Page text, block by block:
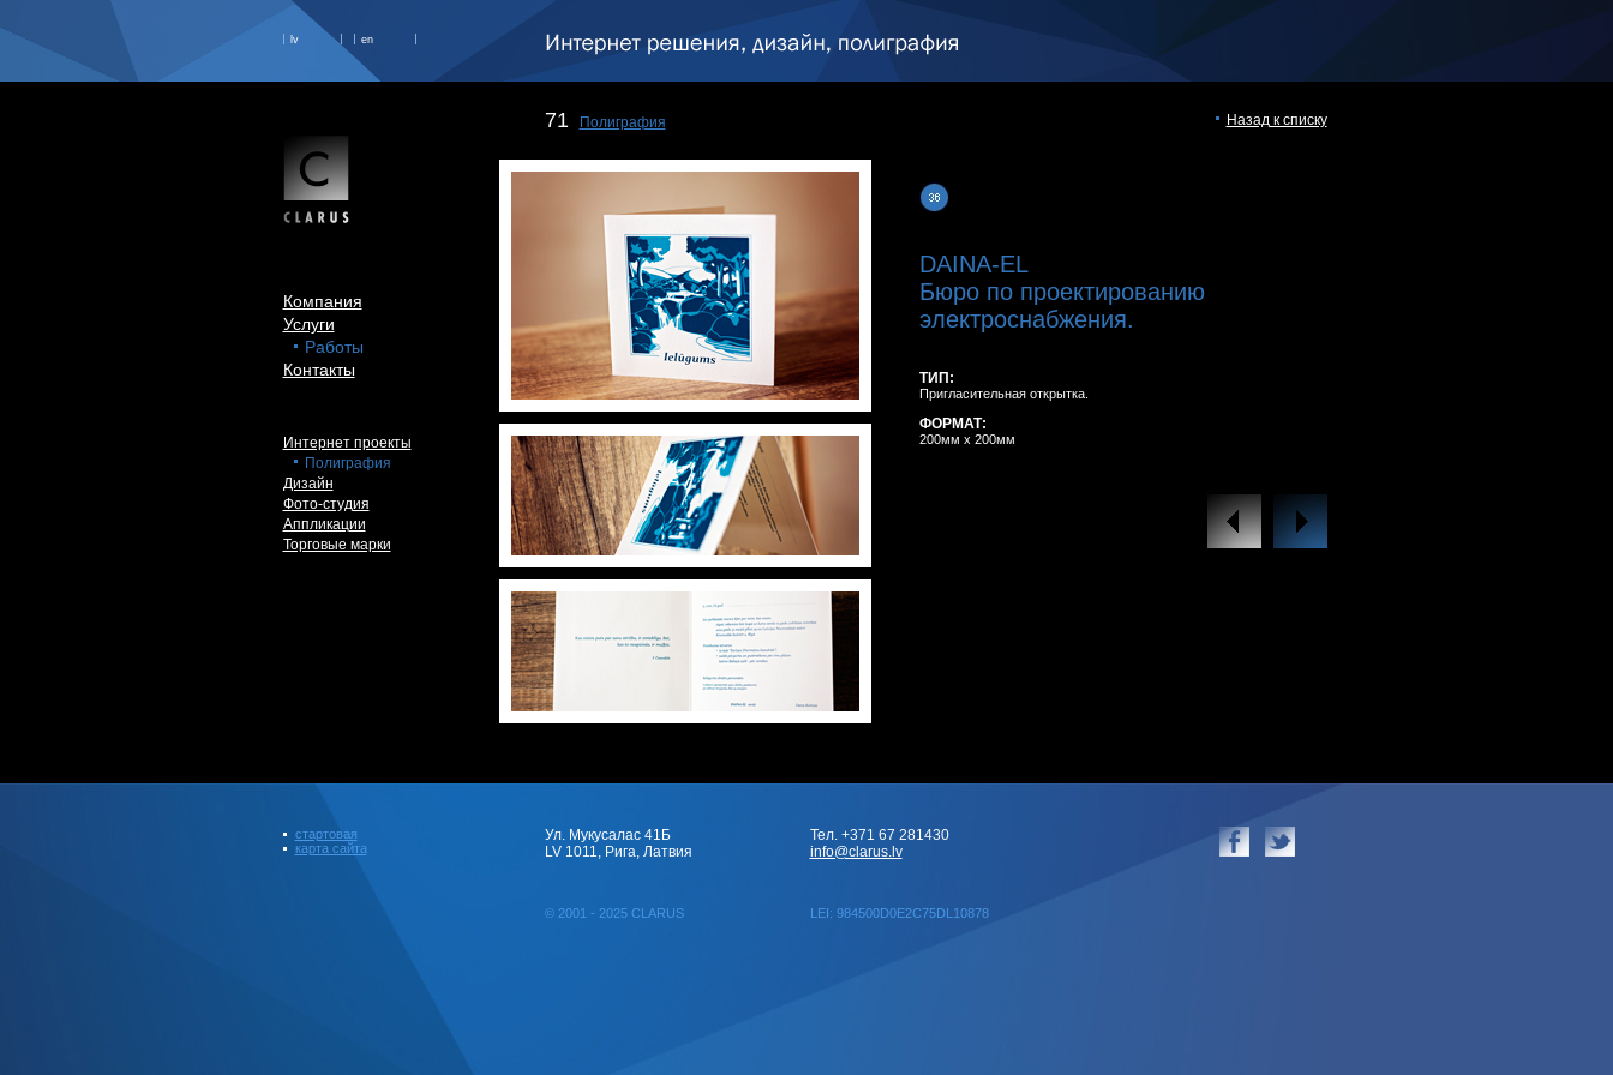
lv en
Компания
Услуги
Работы
Контакты
Интернет проекты
Полиграфия
Дизайн
Фото-студия
Аппликации
Торговые марки
71 Полиграфия Назад к списку
DAINA-EL
Бюро по проектированию
электроснабжения.
ТИП:
Пригласительная открытка.
ФОРМАТ:
200мм x 200мм
стартовая
карта сайта
Ул. Мукусалас 41Б
LV 1011, Рига, Латвия
© 2001 - 2025 CLARUS LEI: 984500D0E2C75DL10878
Тел. +371 67 281430
info@clarus.lv